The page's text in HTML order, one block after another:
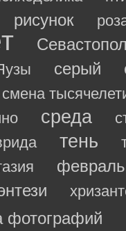
рисунок
серый
смена
среда
тень
февраль
фотографий